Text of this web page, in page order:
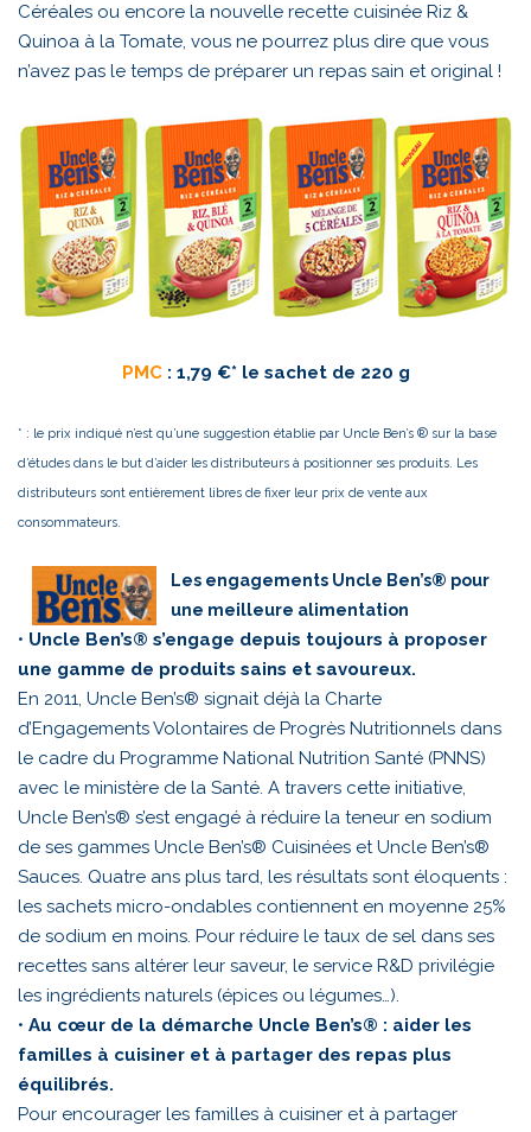
Céréales ou encore la nouvelle recette cuisinée Riz &
Quinoa à la Tomate, vous ne pourrez plus dire que vous
n’avez pas le temps de préparer un repas sain et original !
PMC: 1,79 €* le sachet de 220 g
* : le prix indiqué n’est qu’une suggestion établie par Uncle Ben’s ® sur la base
d’études dans le but d’aider les distributeurs à positionner ses produits. Les
distributeurs sont entièrement libres de fixer leur prix de vente aux
consommateurs.
Les engagements Uncle Ben’s® pour
une meilleure alimentation
• Uncle Ben’s® s’engage depuis toujours à proposer
une gamme de produits sains et savoureux.
En 2011, Uncle Ben’s® signait déjà la Charte
d’Engagements Volontaires de Progrès Nutritionnels dans
le cadre du Programme National Nutrition Santé (PNNS)
avec le ministère de la Santé. A travers cette initiative,
Uncle Ben’s® s’est engagé à réduire la teneur en sodium
de ses gammes Uncle Ben’s® Cuisinées et Uncle Ben’s®
Sauces. Quatre ans plus tard, les résultats sont éloquents :
les sachets micro-ondables contiennent en moyenne 25%
de sodium en moins. Pour réduire le taux de sel dans ses
recettes sans altérer leur saveur, le service R&D privilégie
les ingrédients naturels (épices ou légumes…).
• Au cœur de la démarche Uncle Ben’s® : aider les
familles à cuisiner et à partager des repas plus
équilibrés.
Pour encourager les familles à cuisiner et à partager